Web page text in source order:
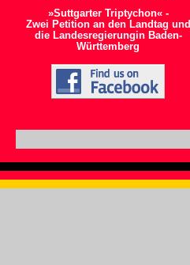
»Suttgarter Triptychon« -
Zwei Petition an den Landtag und
die Landesregierungin Baden-
Württemberg